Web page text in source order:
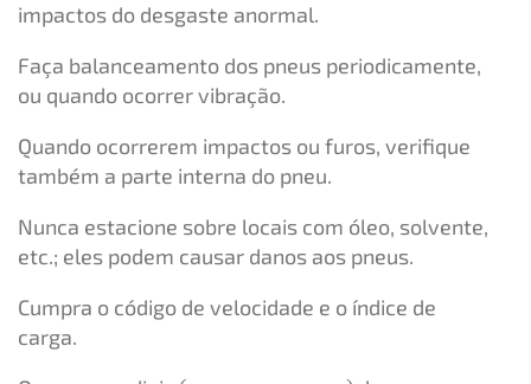
impactos do desgaste anormal.
Faça balanceamento dos pneus periodicamente,
ou quando ocorrer vibração.
Quando ocorrerem impactos ou furos, verifique
também a parte interna do pneu.
Nunca estacione sobre locais com óleo, solvente,
etc.; eles podem causar danos aos pneus.
Cumpra o código de velocidade e o índice de
carga.